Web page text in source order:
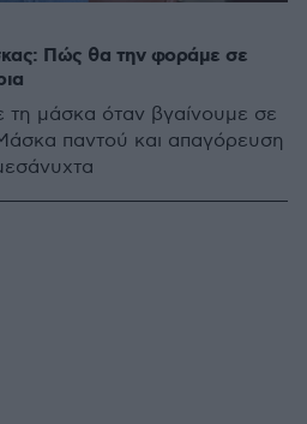
Πώς θα την φοράμε σε
τη μάσκα όταν βγαίνουμε σε
παντού και απαγόρευση